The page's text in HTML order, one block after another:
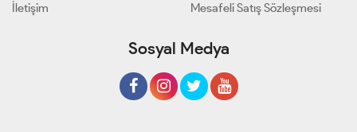
İletişim
Mesafeli Satış Sözleşmesi
Sosyal Medya